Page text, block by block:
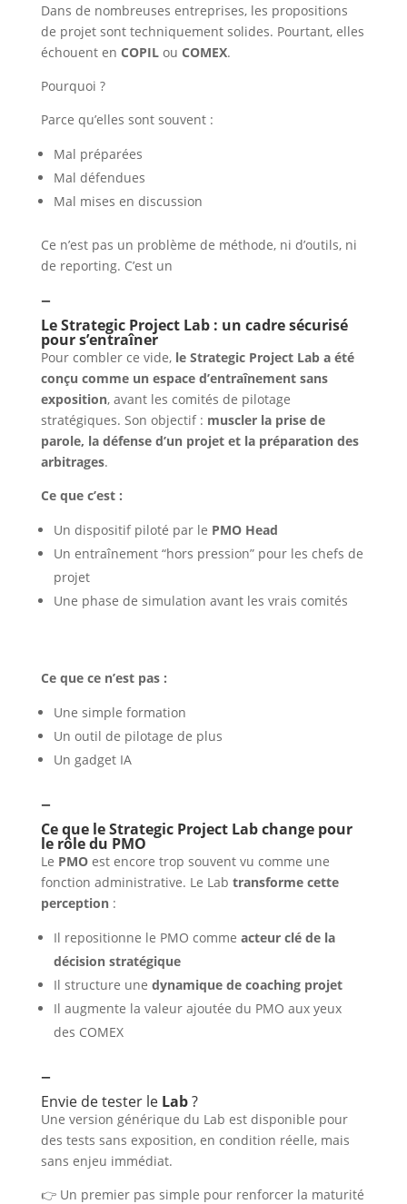
Dans de nombreuses entreprises, les propositions
de projet sont techniquement solides. Pourtant, elles
échouent en COPILou COMEX.
Pourquoi ?
Parce qu’elles sont souvent :
Mal préparées
Mal défendues
Mal mises en discussion
Ce n’est pas un problème de méthode, ni d’outils, ni
de reporting. C’est un
–
Le Strategic Project Lab : un cadre sécurisé
pour s’entraîner
Pour combler ce vide, le Strategic Project Lab a été
conçu comme un espace d’entraînement sans
exposition, avant les comités de pilotage
stratégiques. Son objectif : muscler la prise de
parole, la défense d’un projet et la préparation des
arbitrages.
Ce que c’est :
Un dispositif piloté par le PMO Head
Un entraînement “hors pression” pour les chefs de
projet
Une phase de simulation avant les vrais comités
Ce que ce n’est pas :
Une simple formation
Un outil de pilotage de plus
Un gadget IA
–
Ce que le Strategic Project Lab change pour
le rôle du PMO
Le PMOest encore trop souvent vu comme une
fonction administrative. Le Lab transforme cette
perception:
Il repositionne le PMO comme acteur clé de la
décision stratégique
Il structure une dynamique de coaching projet
Il augmente la valeur ajoutée du PMO aux yeux
des COMEX
–
Envie de tester le Lab?
Une version générique du Lab est disponible pour
des tests sans exposition, en condition réelle, mais
sans enjeu immédiat.
👉 Un premier pas simple pour renforcer la maturité